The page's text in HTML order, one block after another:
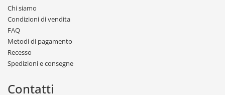
Chi siamo
Condizioni di vendita
FAQ
Metodi di pagamento
Recesso
Spedizioni e consegne
Contatti